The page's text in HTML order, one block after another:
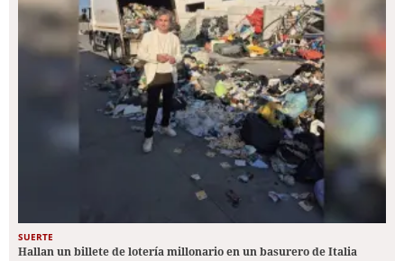
SUERTE
Hallan un billete de lotería millonario en un basurero de Italia